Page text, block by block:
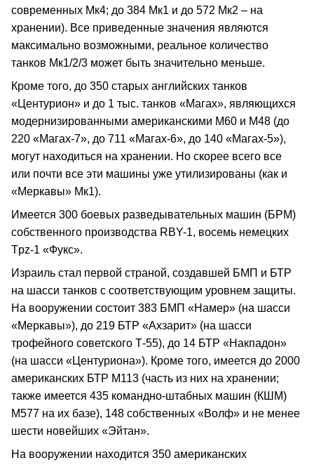
современных Мк4; до 384 Мк1 и до 572 Мк2 – на
хранении). Все приведенные значения являются
максимально возможными, реальное количество
танков Мк1/2/3 может быть значительно меньше.
Кроме того, до 350 старых английских танков
«Центурион» и до 1 тыс. танков «Магах», являющихся
модернизированными американскими М60 и М48 (до
220 «Магах-7», до 711 «Магах-6», до 140 «Магах-5»),
могут находиться на хранении. Но скорее всего все
или почти все эти машины уже утилизированы (как и
«Меркавы» Мк1).
Имеется 300 боевых разведывательных машин (БРМ)
собственного производства RBY-1, восемь немецких
Tpz-1 «Фукс».
Израиль стал первой страной, создавшей БМП и БТР
на шасси танков с соответствующим уровнем защиты.
На вооружении состоит 383 БМП «Намер» (на шасси
«Меркавы»), до 219 БТР «Ахзарит» (на шасси
трофейного советского Т-55), до 14 БТР «Накпадон»
(на шасси «Центуриона»). Кроме того, имеется до 2000
американских БТР М113 (часть из них на хранении;
также имеется 435 командно-штабных машин (КШМ)
М577 на их базе), 148 собственных «Волф» и не менее
шести новейших «Эйтан».
На вооружении находится 350 американских